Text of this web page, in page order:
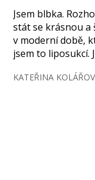
Jsem blbka.
stát se krásnou a
v moderní době,
jsem to liposukcí.
KATEŘINA